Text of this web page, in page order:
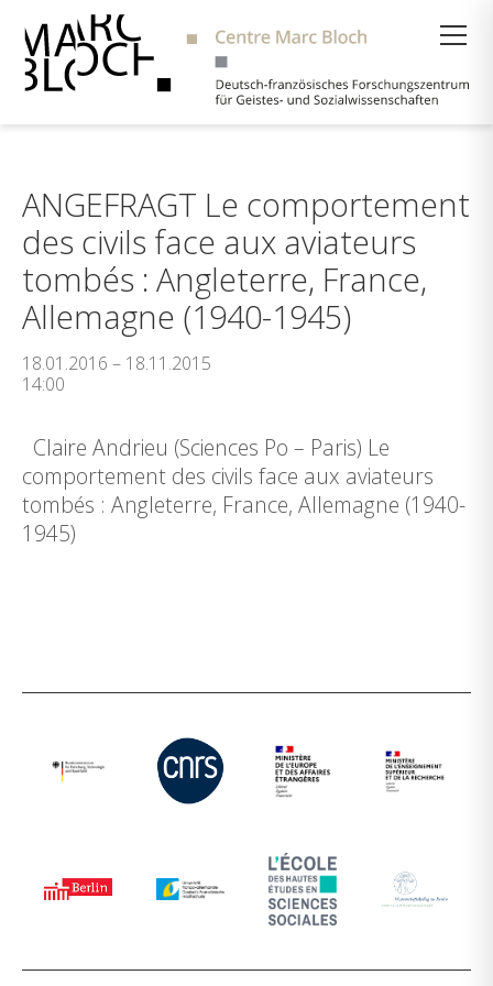
ANGEFRAGT Le comportement
des civils face aux aviateurs
tombés : Angleterre, France,
Allemagne (1940-1945)
18.01.2016 – 18.11.2015
14:00
Claire Andrieu (Sciences Po – Paris) Le
comportement des civils face aux aviateurs
tombés : Angleterre, France, Allemagne (1940-
1945)